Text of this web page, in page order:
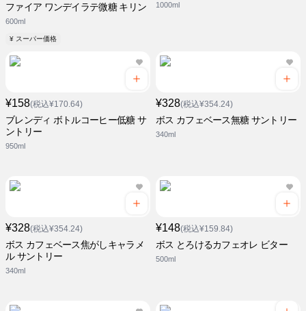
ファイア ワンデイラテ微糖 キリン
600ml
¥ スーパー価格
1000ml
¥158(税込¥170.64)
ブレンディ ボトルコーヒー低糖 サ
ントリー
950ml
¥328(税込¥354.24)
ボス カフェベース無糖 サントリー
340ml
¥328(税込¥354.24)
ボス カフェベース焦がしキャラメ
ル サントリー
340ml
¥148(税込¥159.84)
ボス とろけるカフェオレ ビター
500ml